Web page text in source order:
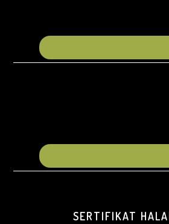
SERTIFIKAT